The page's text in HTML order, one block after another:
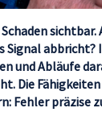
sichtbar.
Signal
und Abläufe
Die
präzise